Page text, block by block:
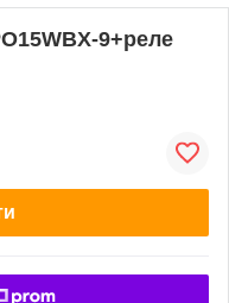
9+реле